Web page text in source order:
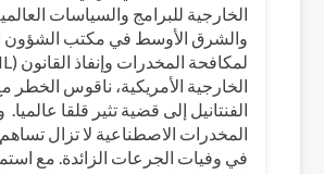
الخارجية للبرامج والسياسات
والشرق الأوسط في مكتب الشؤون
الخارجية الأمريكية، ناقوس الخطر
الفنتانيل إلى قضية تثير قلقا
المخدرات الاصطناعية لا تزال
في وفيات الجرعات الزائدة. مع